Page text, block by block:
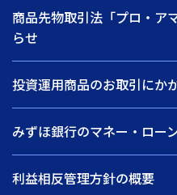
商品先物取引法「プロ・ア
らせ
投資運用商品のお取引にか
みずほ銀行のマネー・ロー
利益相反管理方針の概要